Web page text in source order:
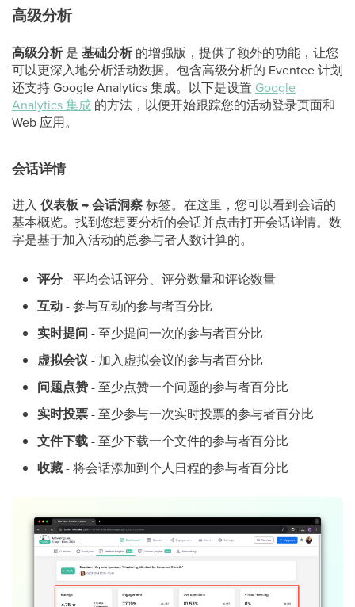
高级分析
高级分析是 基础分析的增强版，提供了额外的功能，让您
可以更深入地分析活动数据。包含高级分析的 Eventee 计划
还支持 Google Analytics 集成。以下是设置 Google
Analytics 集成 的方法，以便开始跟踪您的活动登录页面和
Web 应用。
会话详情
进入 仪表板→会话洞察标签。在这里，您可以看到会话的
基本概览。找到您想要分析的会话并点击打开会话详情。数
字是基于加入活动的总参与者人数计算的。
评分- 平均会话评分、评分数量和评论数量
互动- 参与互动的参与者百分比
实时提问 - 至少提问一次的参与者百分比
虚拟会议- 加入虚拟会议的参与者百分比
问题点赞- 至少点赞一个问题的参与者百分比
实时投票- 至少参与一次实时投票的参与者百分比
文件下载- 至少下载一个文件的参与者百分比
收藏- 将会话添加到个人日程的参与者百分比